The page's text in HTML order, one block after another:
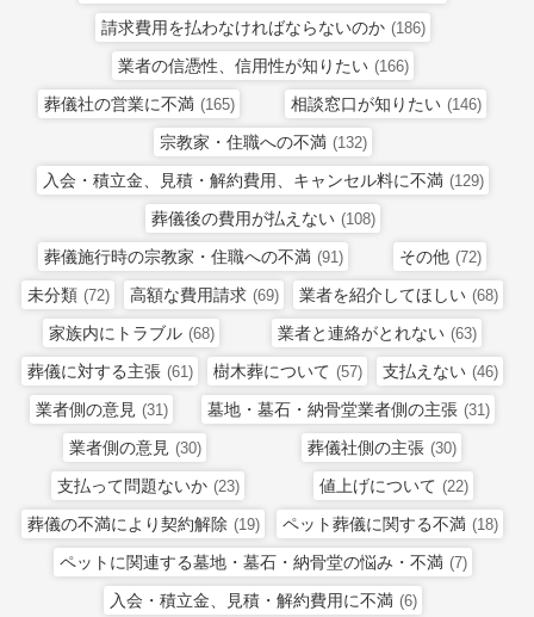
請求費用を払わなければならないのか (186)
業者の信憑性、信用性が知りたい (166)
葬儀社の営業に不満 (165) 相談窓口が知りたい (146)
宗教家・住職への不満 (132)
入会・積立金、見積・解約費用、キャンセル料に不満 (129)
葬儀後の費用が払えない (108)
葬儀施行時の宗教家・住職への不満 (91) その他 (72)
未分類 (72) 高額な費用請求 (69) 業者を紹介してほしい (68)
家族内にトラブル (68) 業者と連絡がとれない (63)
葬儀に対する主張 (61) 樹木葬について (57) 支払えない (46)
業者側の意見 (31) 墓地・墓石・納骨堂業者側の主張 (31)
業者側の意見 (30) 葬儀社側の主張 (30)
支払って問題ないか (23) 値上げについて (22)
葬儀の不満により契約解除 (19) ペット葬儀に関する不満 (18)
ペットに関連する墓地・墓石・納骨堂の悩み・不満 (7)
入会・積立金、見積・解約費用に不満 (6)